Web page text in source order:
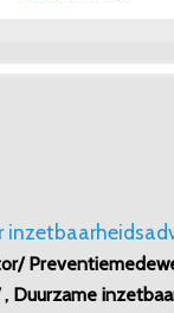
Duurzame